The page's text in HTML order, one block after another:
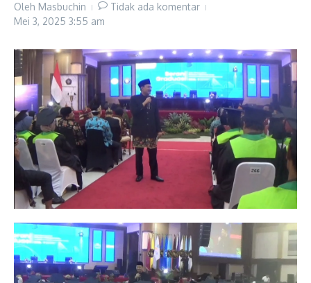
Oleh Masbuchin
Tidak ada komentar
Mei 3, 2025 3:55 am